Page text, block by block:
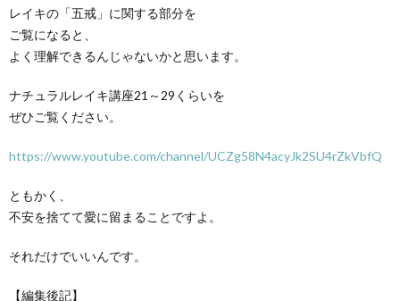
レイキの「五戒」に関する部分を
ご覧になると、
よく理解できるんじゃないかと思います。
ナチュラルレイキ講座21～29くらいを
ぜひご覧ください。
https://www.youtube.com/channel/UCZg58N4acyJk2SU4rZkVbfQ
ともかく、
不安を捨てて愛に留まることですよ。
それだけでいいんです。
【編集後記】